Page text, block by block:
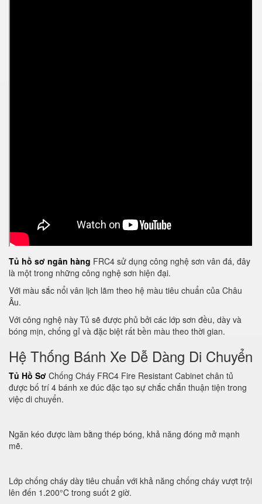
Tủ hồ sơ ngân hàng FRC4 sử dụng công nghệ sơn vân đá, đây
là một trong những công nghệ sơn hiện đại.
Với màu sắc nổi vân lịch lãm theo hệ màu tiêu chuẩn của Châu
Âu.
Với công nghệ này Tủ sẽ được phủ bởi các lớp sơn đều, dày và
bóng mịn, chống gỉ và đặc biệt rất bền màu theo thời gian.
Hệ Thống Bánh Xe Dễ Dàng Di Chuyển
Tủ Hồ Sơ Chống Cháy FRC4 Fire Resistant Cabinet chân tủ
được bố trí 4 bánh xe đúc đặc tạo sự chắc chắn thuận tiện trong
việc di chuyển.
Ngăn kéo được làm bằng thép bóng, khả năng đóng mở mạnh
mẽ.
Lớp chống cháy dày tiêu chuẩn với khả năng chống cháy vượt trội
lên đến 1.200°C trong suốt 2 giờ.